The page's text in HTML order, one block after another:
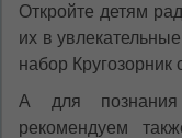
Откройте детям
их в
набор
А для
рекомендуем